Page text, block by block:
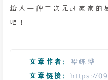
给人一种二次元过家家的
吧！
文章作者:
梁栋烨
文章链接:
https://